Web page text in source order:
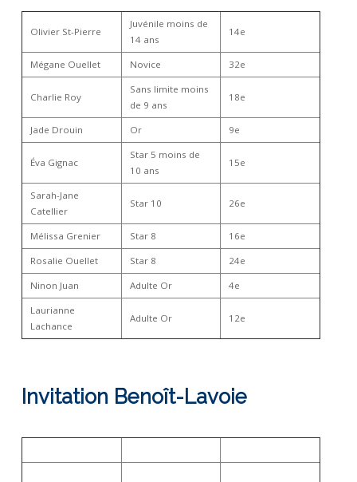
Olivier St-Pierre
Juvénile moins de
14 ans
14e
Mégane Ouellet Novice 32e
Charlie Roy
Sans limite moins
de 9 ans
18e
Jade Drouin Or 9e
Éva Gignac
Star 5 moins de
10 ans
15e
Sarah-Jane
Catellier
Star 10 26e
Mélissa Grenier Star 8 16e
Rosalie Ouellet Star 8 24e
Ninon Juan Adulte Or 4e
Laurianne
Lachance
Adulte Or 12e
Invitation Benoît-Lavoie